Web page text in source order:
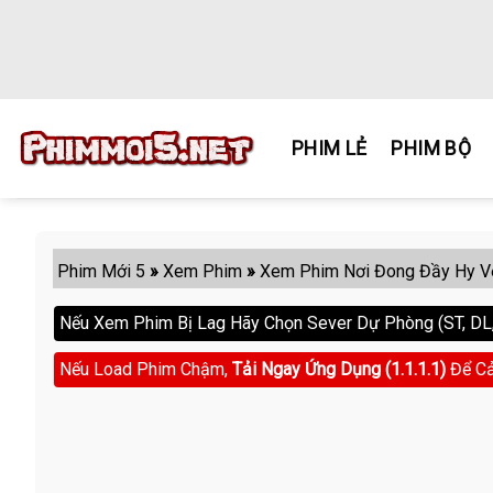
PHIM LẺ PHIM BỘ
Phim Mới 5 » Xem Phim » Xem Phim Nơi Đong Đầy Hy
Nếu Xem Phim Bị Lag Hãy Chọn Sever Dự Phòng (ST,
Nếu Load Phim Chậm, Tải Ngay Ứng Dụng (1.1.1.1) Để